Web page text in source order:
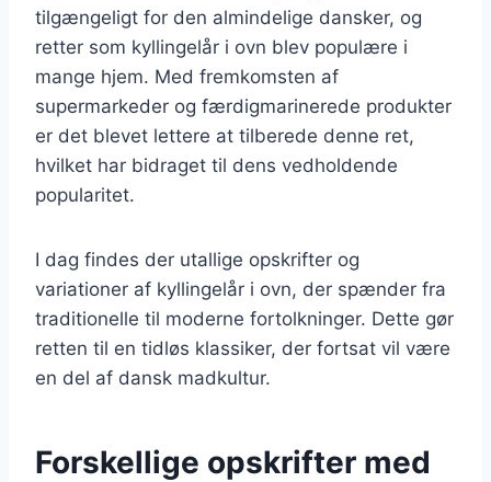
tilgængeligt for den almindelige dansker, og
retter som kyllingelår i ovn blev populære i
mange hjem. Med fremkomsten af
supermarkeder og færdigmarinerede produkter
er det blevet lettere at tilberede denne ret,
hvilket har bidraget til dens vedholdende
popularitet.
I dag findes der utallige opskrifter og
variationer af kyllingelår i ovn, der spænder fra
traditionelle til moderne fortolkninger. Dette gør
retten til en tidløs klassiker, der fortsat vil være
en del af dansk madkultur.
Forskellige opskrifter med